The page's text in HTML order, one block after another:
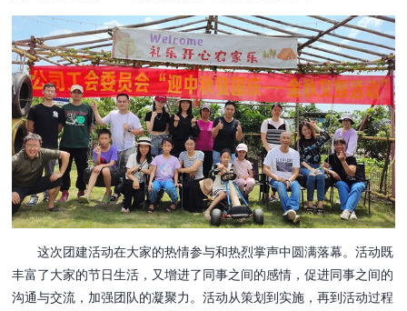
这次团建活动在大家的热情参与和热烈掌声中圆满落幕。活动既
丰富了大家的节日生活，又增进了同事之间的感情，促进同事之间的
沟通与交流，加强团队的凝聚力。活动从策划到实施，再到活动过程